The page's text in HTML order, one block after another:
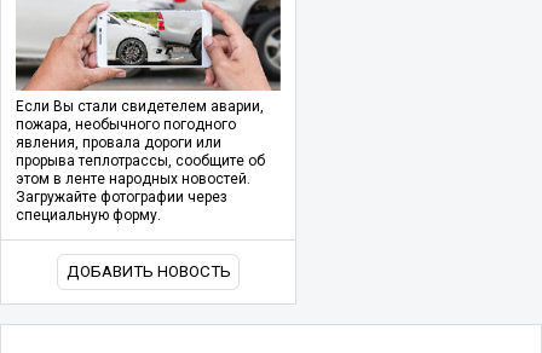
Если Вы стали свидетелем аварии,
пожара, необычного погодного
явления, провала дороги или
прорыва теплотрассы, сообщите об
этом в ленте народных новостей.
Загружайте фотографии через
специальную форму.
ДОБАВИТЬ НОВОСТЬ